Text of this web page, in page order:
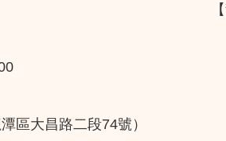
區大昌路二段74號）